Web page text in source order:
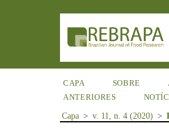
CAPA SOBRE
ANTERIORES
Capa > v. 11, n. 4 (2020) >